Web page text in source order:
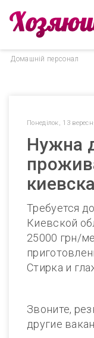
Домашнiй персонал
Понеділок, 13
Нужна
Требуется
Киевской
25000 грн/
Стирка и
Звоните,
другие